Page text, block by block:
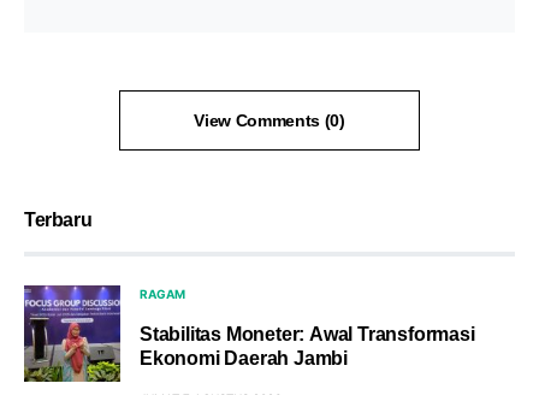
View Comments (0)
Terbaru
RAGAM
Stabilitas Moneter: Awal Transformasi
Ekonomi Daerah Jambi